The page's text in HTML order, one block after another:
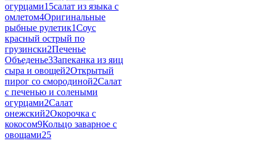
огурцами15салат из языка с
омлетом4Оригинальные
рыбные рулетик1Соус
красный острый по
грузински2Печенье
Объеденье3Запеканка из яиц
сыра и овощей2Открытый
пирог со смородиной2Салат
с печенью и солеными
огурцами2Салат
онежский2Окорочка с
кокосом9Кольцо заварное с
овощами25